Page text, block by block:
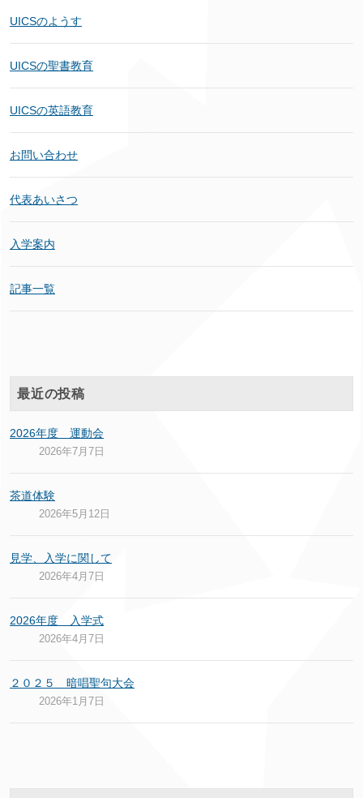
UICSのようす
UICSの聖書教育
UICSの英語教育
お問い合わせ
代表あいさつ
入学案内
記事一覧
最近の投稿
2026年度 運動会
2026年7月7日
茶道体験
2026年5月12日
見学、入学に関して
2026年4月7日
2026年度 入学式
2026年4月7日
２０２５ 暗唱聖句大会
2026年1月7日